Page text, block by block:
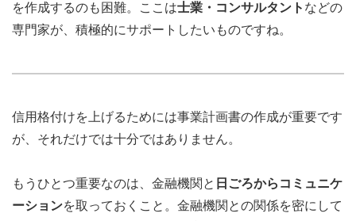
を作成するのも困難。ここは士業・コンサルタント などの
専門家が、積極的にサポートしたいものですね。
信用格付けを上げるためには事業計画書の作成が重要です
が、それだけでは十分ではありません。
もうひとつ重要なのは、金融機関と 日ごろからコミュニケ
ーションを取っておくこと。金融機関との関係を密にして